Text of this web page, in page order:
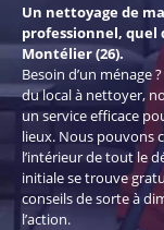
Un nettoyage de
professionnel, quel
Montélier (26).
Besoin d’un ménage
du local à nettoyer,
un service efficace
lieux. Nous pouvons
l’intérieur de tout le
initiale se trouve
conseils de sorte à
l’action.